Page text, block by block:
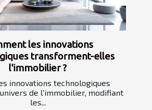
les innovations
transforment-elles
l'immobilier ?
innovations technologiques
de l'immobilier, modifiant
les...